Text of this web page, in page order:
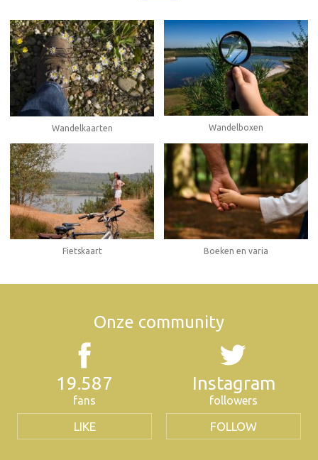
Wandelkaarten Wandelboxen
Fietskaart Boeken en varia
Onze community
19.587
fans
LIKE
Instagram
followers
FOLLOW